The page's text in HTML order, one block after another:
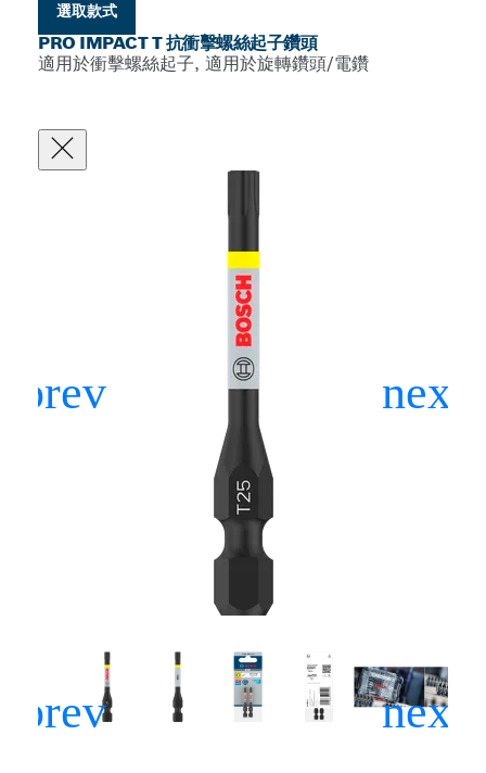
選取款式
PRO IMPACT T 抗衝擊螺絲起子鑽頭
適用於衝擊螺絲起子, 適用於旋轉鑽頭/電鑽